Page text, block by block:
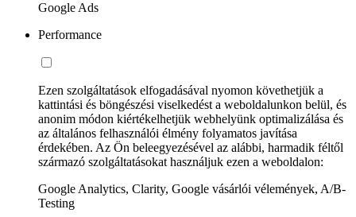
Google Ads
Performance
Ezen szolgáltatások elfogadásával nyomon követhetjük a
kattintási és böngészési viselkedést a weboldalunkon belül, és
anonim módon kiértékelhetjük webhelyünk optimalizálása és
az általános felhasználói élmény folyamatos javítása
érdekében. Az Ön beleegyezésével az alábbi, harmadik féltől
származó szolgáltatásokat használjuk ezen a weboldalon:
Google Analytics, Clarity, Google vásárlói vélemények, A/B-
Testing